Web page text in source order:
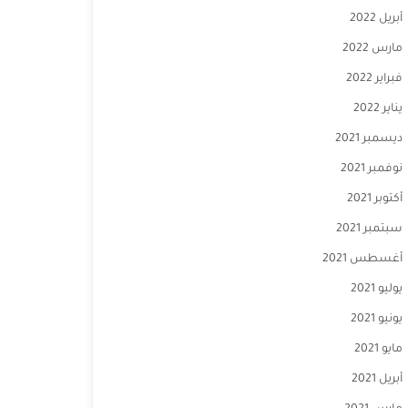
أبريل 2022
مارس 2022
فبراير 2022
يناير 2022
ديسمبر 2021
نوفمبر 2021
أكتوبر 2021
سبتمبر 2021
أغسطس 2021
يوليو 2021
يونيو 2021
مايو 2021
أبريل 2021